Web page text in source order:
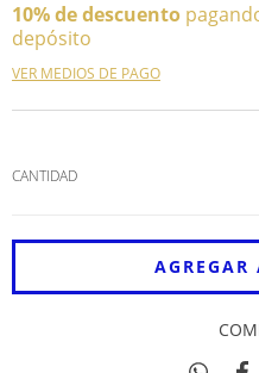
10% de descuento
depósito
VER MEDIOS DE PAGO
CANTIDAD